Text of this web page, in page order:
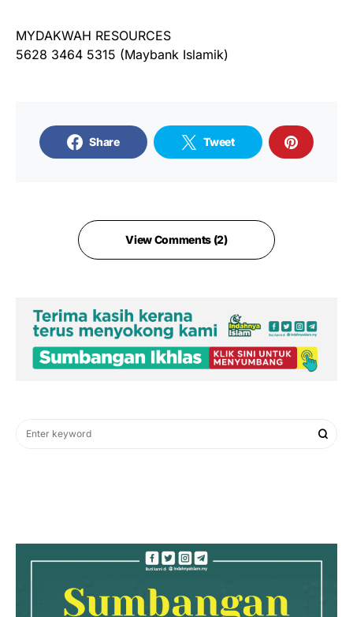
MYDAKWAH RESOURCES
5628 3464 5315 (Maybank Islamik)
Share Tweet
View Comments (2)